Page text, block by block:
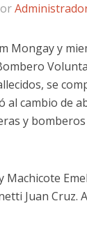
Mongay y
se
al cambio de
y
Juan Cruz.